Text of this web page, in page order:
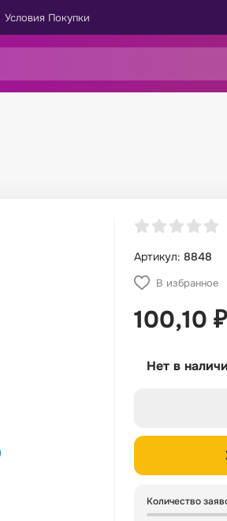
Условия Покупки
Артикул: 8848
В избранное
100,10 ₽
Нет в
Количество